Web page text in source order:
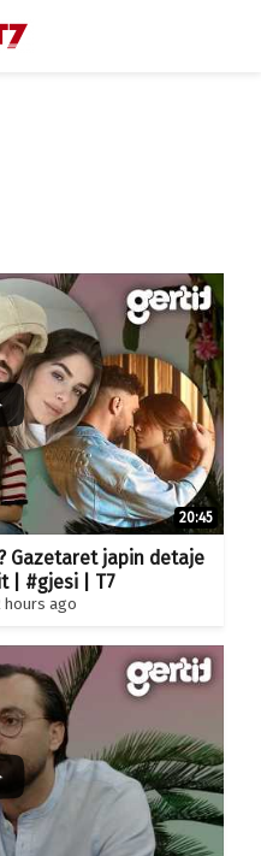
20:45
Gazetaret japin detaje
| #gjesi | T7
hours ago